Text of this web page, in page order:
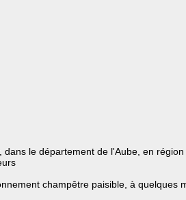
le département de l'Aube, en région
champêtre paisible, à